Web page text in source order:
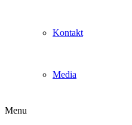
Kontakt
Media
Menu